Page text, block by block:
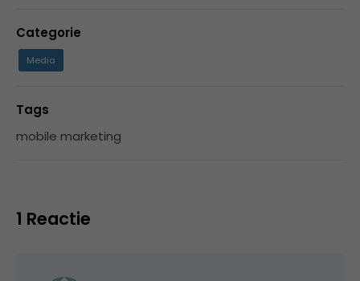
Categorie
Media
Tags
mobile marketing
1 Reactie